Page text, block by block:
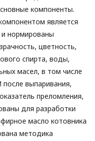
компоненты.
является
и нормированы
цветность,
спирта, воды,
масел, в том числе
выпаривания,
преломления,
для разработки
масло котовника
методика